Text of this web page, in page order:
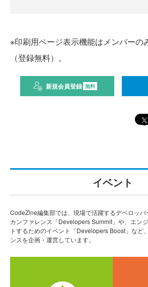
※印刷用ページ表示機能はメンバーの
（登録無料）。
新規会員登録 無料
イベント
CodeZine編集部では、現場で活躍するデベロッ
カンファレンス「Developers Summit」や、エン
トするためのイベント「Developers Boost」など
ンスを企画・運営しています。